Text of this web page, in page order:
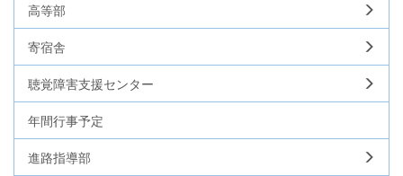
高等部
寄宿舎
聴覚障害支援センター
年間行事予定
進路指導部